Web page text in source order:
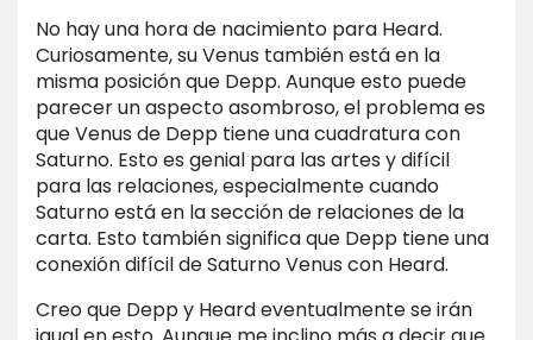
No hay una hora de nacimiento para Heard.
Curiosamente, su Venus también está en la
misma posición que Depp. Aunque esto puede
parecer un aspecto asombroso, el problema es
que Venus de Depp tiene una cuadratura con
Saturno. Esto es genial para las artes y difícil
para las relaciones, especialmente cuando
Saturno está en la sección de relaciones de la
carta. Esto también significa que Depp tiene una
conexión difícil de Saturno Venus con Heard.
Creo que Depp y Heard eventualmente se irán